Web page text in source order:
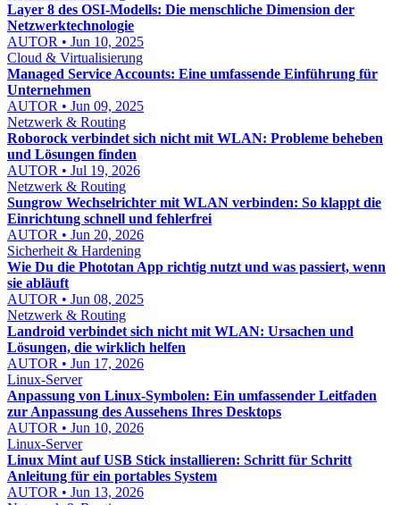
Layer 8 des OSI-Modells: Die menschliche Dimension der
Netzwerktechnologie
AUTOR • Jun 10, 2025
Cloud & Virtualisierung
Managed Service Accounts: Eine umfassende Einführung für
Unternehmen
AUTOR • Jun 09, 2025
Netzwerk & Routing
Roborock verbindet sich nicht mit WLAN: Probleme beheben
und Lösungen finden
AUTOR • Jul 19, 2026
Netzwerk & Routing
Sungrow Wechselrichter mit WLAN verbinden: So klappt die
Einrichtung schnell und fehlerfrei
AUTOR • Jun 20, 2026
Sicherheit & Hardening
Wie Du die Phototan App richtig nutzt und was passiert, wenn
sie abläuft
AUTOR • Jun 08, 2025
Netzwerk & Routing
Landroid verbindet sich nicht mit WLAN: Ursachen und
Lösungen, die wirklich helfen
AUTOR • Jun 17, 2026
Linux-Server
Anpassung von Linux-Symbolen: Ein umfassender Leitfaden
zur Anpassung des Aussehens Ihres Desktops
AUTOR • Jun 10, 2026
Linux-Server
Linux Mint auf USB Stick installieren: Schritt für Schritt
Anleitung für ein portables System
AUTOR • Jun 13, 2026